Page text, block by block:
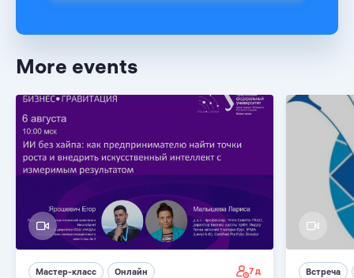
More events
Мастер-класс Онлайн 7 д Встреча